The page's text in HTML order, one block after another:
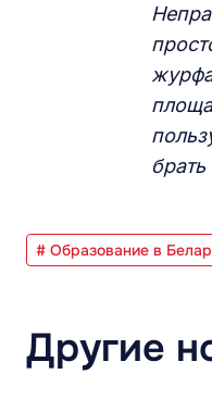
# Образование в
Другие